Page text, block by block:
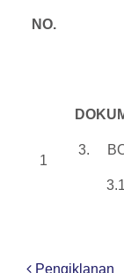
NO.
1
3.
3.1
Pengiklanan